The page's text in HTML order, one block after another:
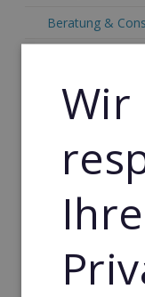
Beratung &
Einzelhandel
Gebäude &
Handwerk
Sport Franchise
Wir
Ihre